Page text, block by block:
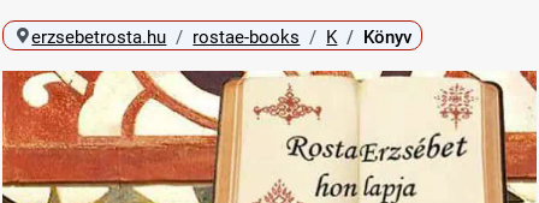
erzsebetrosta.hu rostae-books K Könyv